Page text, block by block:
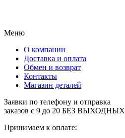
Меню
О компании
Доставка и оплата
Обмен и возврат
Контакты
Магазин деталей
Заявки по телефону и отправка
заказов с 9 до 20 БЕЗ ВЫХОДНЫХ
Принимаем к оплате: